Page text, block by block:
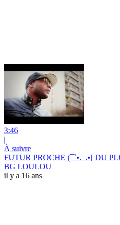
3:46
|
À suivre
FUTUR PROCHE (¯`•._.•[ DU
BG LOULOU
il y a 16 ans